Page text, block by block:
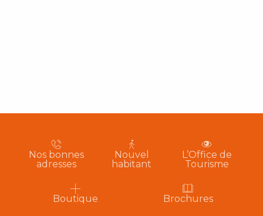
Nos bonnes
adresses
Nouvel
habitant
L’Office de
Tourisme
Boutique Brochures